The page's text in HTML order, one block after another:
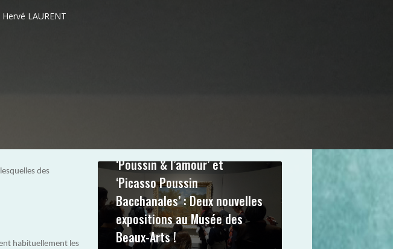
LAURENT
des
habituellement les
‘Poussin & l’amour’ et
‘Picasso Poussin
Bacchanales’ : Deux nouvelles
expositions au Musée des
Beaux-Arts !